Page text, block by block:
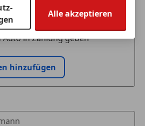
in Zahlung geben
hinzufügen
Alle akzeptieren